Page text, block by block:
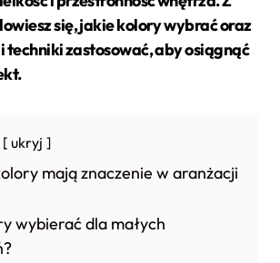
się, jakie kolory wybrać oraz
techniki zastosować, aby osiągnąć
ukryj
mają znaczenie w aranżacji
wybierać dla małych